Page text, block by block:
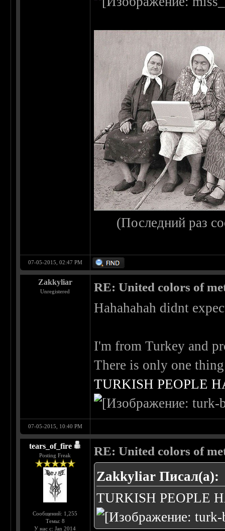
(Последний раз
07-05-2015, 02:47 PM
Zakkyliar
Unregistered RE: United colors of
Hahahahah didnt
I'm from Turkey and
There is only one
TURKISH PEOPLE
07-05-2015, 10:40 PM
tears_of_fire
Posting Freak
Сообщений: 1,255
Темы: 8
У нас с: Jan 2014
RE: United colors of
Zakkyliar Писал(а):
TURKISH PEOPLE